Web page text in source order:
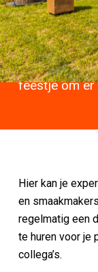
ervoor dat
kunnen gaan.
uitgebreide
mooiste
feestje om er
Hier kan je
en
regelmatig een
te huren voor je
collega’s.